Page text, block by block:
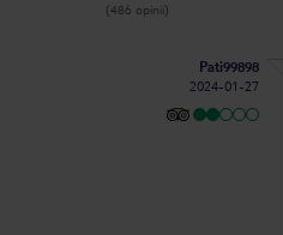
(486 opinii)
Pati99898
2024-01-27